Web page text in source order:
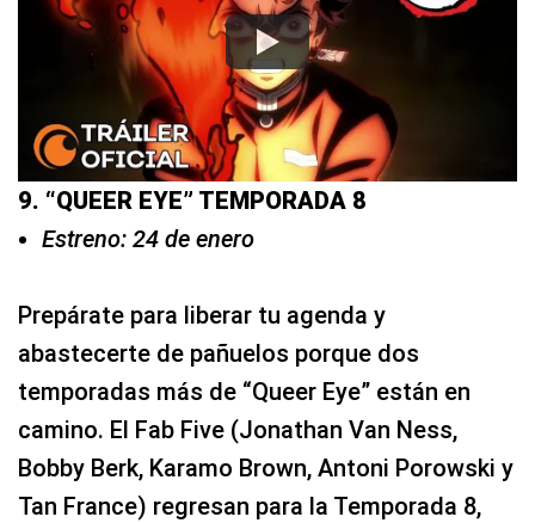
9. “QUEER EYE” TEMPORADA 8
Estreno: 24 de enero
Prepárate para liberar tu agenda y
abastecerte de pañuelos porque dos
temporadas más de “Queer Eye” están en
camino. El Fab Five (Jonathan Van Ness,
Bobby Berk, Karamo Brown, Antoni Porowski y
Tan France) regresan para la Temporada 8,